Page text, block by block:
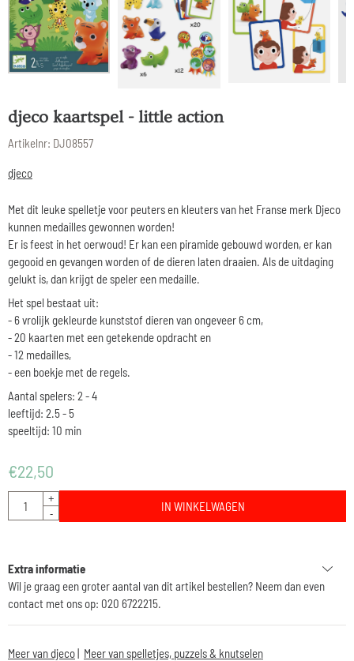
djeco kaartspel - little action
Artikelnr: DJ08557
djeco
Met dit leuke spelletje voor peuters en kleuters van het Franse merk Djeco
kunnen medailles gewonnen worden!
Er is feest in het oerwoud! Er kan een piramide gebouwd worden, er kan
gegooid en gevangen worden of de dieren laten draaien. Als de uitdaging
gelukt is, dan krijgt de speler een medaille.
Het spel bestaat uit:
- 6 vrolijk gekleurde kunststof dieren van ongeveer 6 cm,
- 20 kaarten met een getekende opdracht en
- 12 medailles,
- een boekje met de regels.
Aantal spelers: 2 - 4
leeftijd: 2.5 - 5
speeltijd: 10 min
€22,50
Aantal
+
-
IN WINKELWAGEN
Extra informatie
Wil je graag een groter aantal van dit artikel bestellen? Neem dan even
contact met ons op: 020 6722215.
Meer van djeco| Meer van spelletjes, puzzels & knutselen